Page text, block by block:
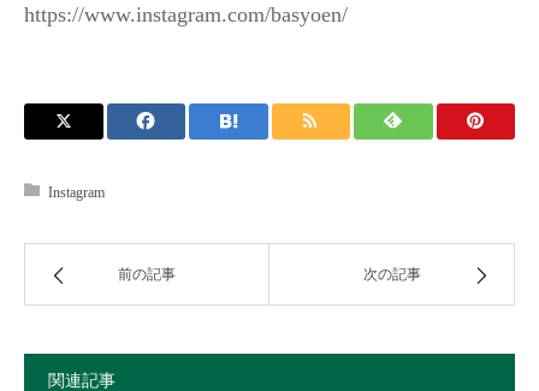
https://www.instagram.com/basyoen/
Instagram
前の記事 次の記事
関連記事